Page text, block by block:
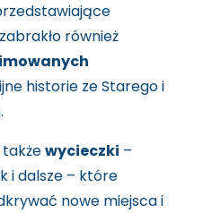
również
historie ze Starego i
takżewycieczki –
i dalsze – które
nowe miejsca i